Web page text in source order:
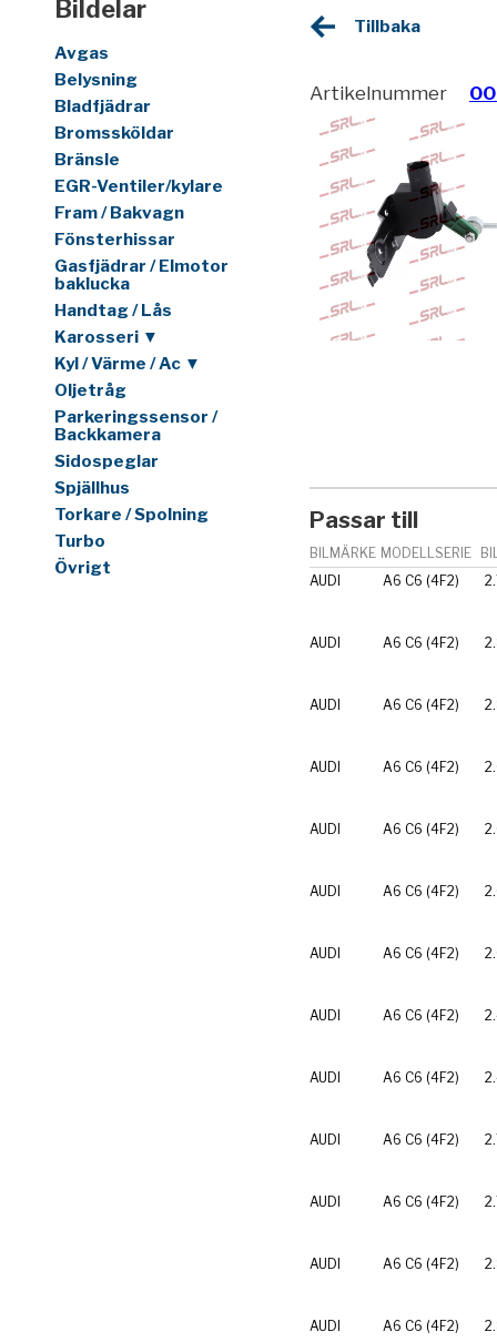
Bildelar
Avgas
Belysning
Bladfjädrar
Bromssköldar
Bränsle
EGR-Ventiler/kylare
Fram / Bakvagn
Fönsterhissar
Gasfjädrar / Elmotor
baklucka
Handtag / Lås
Karosseri ▼
Kyl / Värme / Ac ▼
Oljetråg
Parkeringssensor /
Backkamera
Sidospeglar
Spjällhus
Torkare / Spolning
Turbo
Övrigt
Tillbaka
Artikelnummer
Passar till
BILMÄRKE MODELLSERIE
AUDI
A6 C6 (4F2)
AUDI A6 C6 (4F2)
AUDI A6 C6 (4F2)
AUDI A6 C6 (4F2)
AUDI A6 C6 (4F2)
AUDI A6 C6 (4F2)
AUDI A6 C6 (4F2)
AUDI A6 C6 (4F2)
AUDI A6 C6 (4F2)
AUDI A6 C6 (4F2)
AUDI A6 C6 (4F2)
AUDI A6 C6 (4F2)
AUDI A6 C6 (4F2)